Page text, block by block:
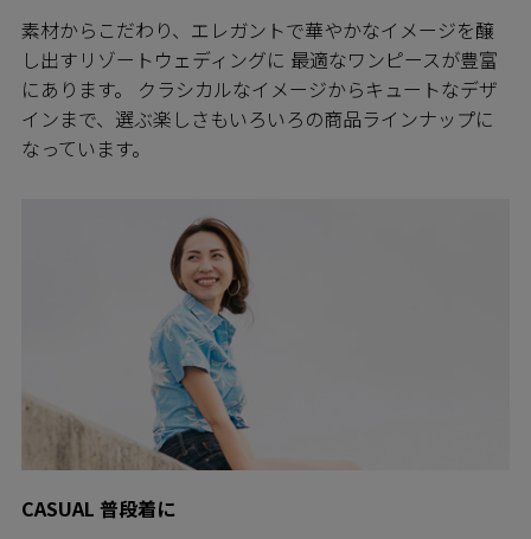
素材からこだわり、エレガントで華やかなイメージを醸
し出すリゾートウェディングに 最適なワンピースが豊富
にあります。 クラシカルなイメージからキュートなデザ
インまで、選ぶ楽しさもいろいろの商品ラインナップに
なっています。
CASUAL 普段着に